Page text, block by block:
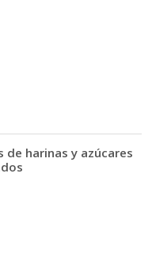
harinas y azúcares